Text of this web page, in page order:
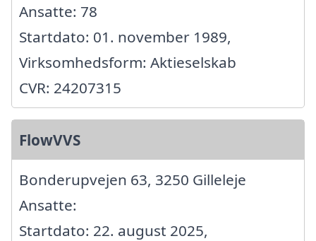
Ansatte: 78
Startdato: 01. november 1989,
Virksomhedsform: Aktieselskab
CVR: 24207315
FlowVVS
Bonderupvejen 63, 3250 Gilleleje
Ansatte:
Startdato: 22. august 2025,